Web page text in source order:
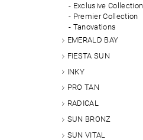
Exclusive Collection
Premier Collection
Tanovations
EMERALD BAY
FIESTA SUN
INKY
PRO TAN
RADICAL
SUN BRONZ
SUN VITAL